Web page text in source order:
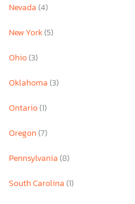
Nevada(4)
New York(5)
Ohio(3)
Oklahoma(3)
Ontario(1)
Oregon(7)
Pennsylvania(8)
South Carolina(1)